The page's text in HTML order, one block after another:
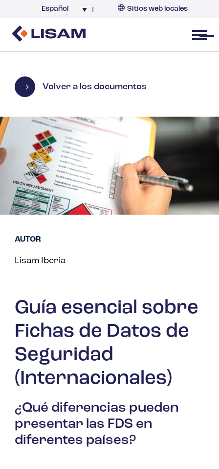
Español Sitios web locales
Open menu
Volver a los documentos
Guía esencial sobre
Fichas de Datos de
Seguridad
(Internacionales)
¿Qué diferencias pueden
presentar las FDS en
diferentes países?
AUTOR
Lisam Iberia